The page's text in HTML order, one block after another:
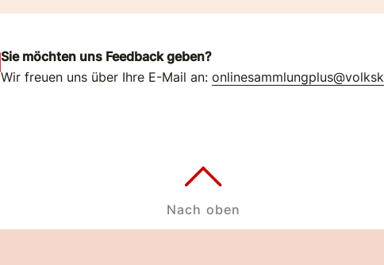
Sie möchten uns Feedback geben?
Wir freuen uns über Ihre E-Mail an:
Nach oben